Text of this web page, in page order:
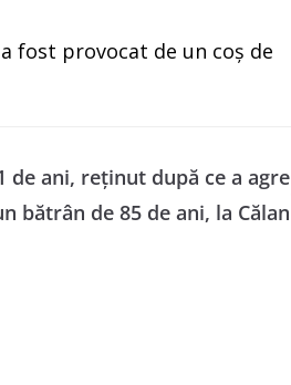
fost provocat de un coș de
de ani, reținut după ce a agre
bătrân de 85 de ani, la Călan